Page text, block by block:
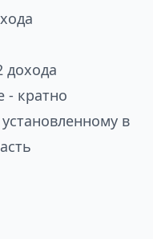
дохода
- кратно
в